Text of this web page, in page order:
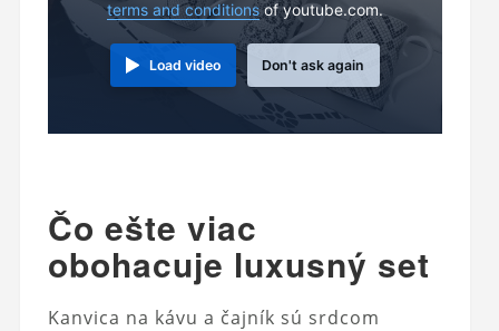
terms and conditionsof youtube.com.
Load video Don't ask again
Čo ešte viac
obohacuje luxusný set
Kanvica na kávu a čajník sú srdcom